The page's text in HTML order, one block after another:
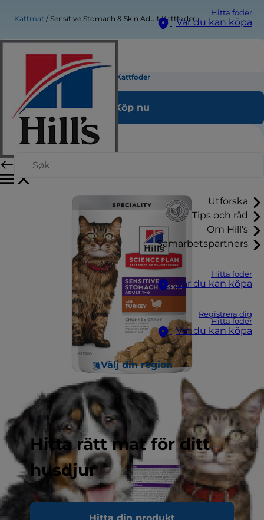
Hitta foder
Var du kan köpa
Utforska
Tips och råd
Om Hill's
Samarbetspartners
Hitta foder
Var du kan köpa
Registrera dig
Hitta foder
Var du kan köpa
Välj din region
Hitta rätt mat för ditt
husdjur
Kattmat Sensitive Stomach & Skin Adult Kattfoder
Sensitive Stomach & Skin Adult Kattfoder
Köp nu